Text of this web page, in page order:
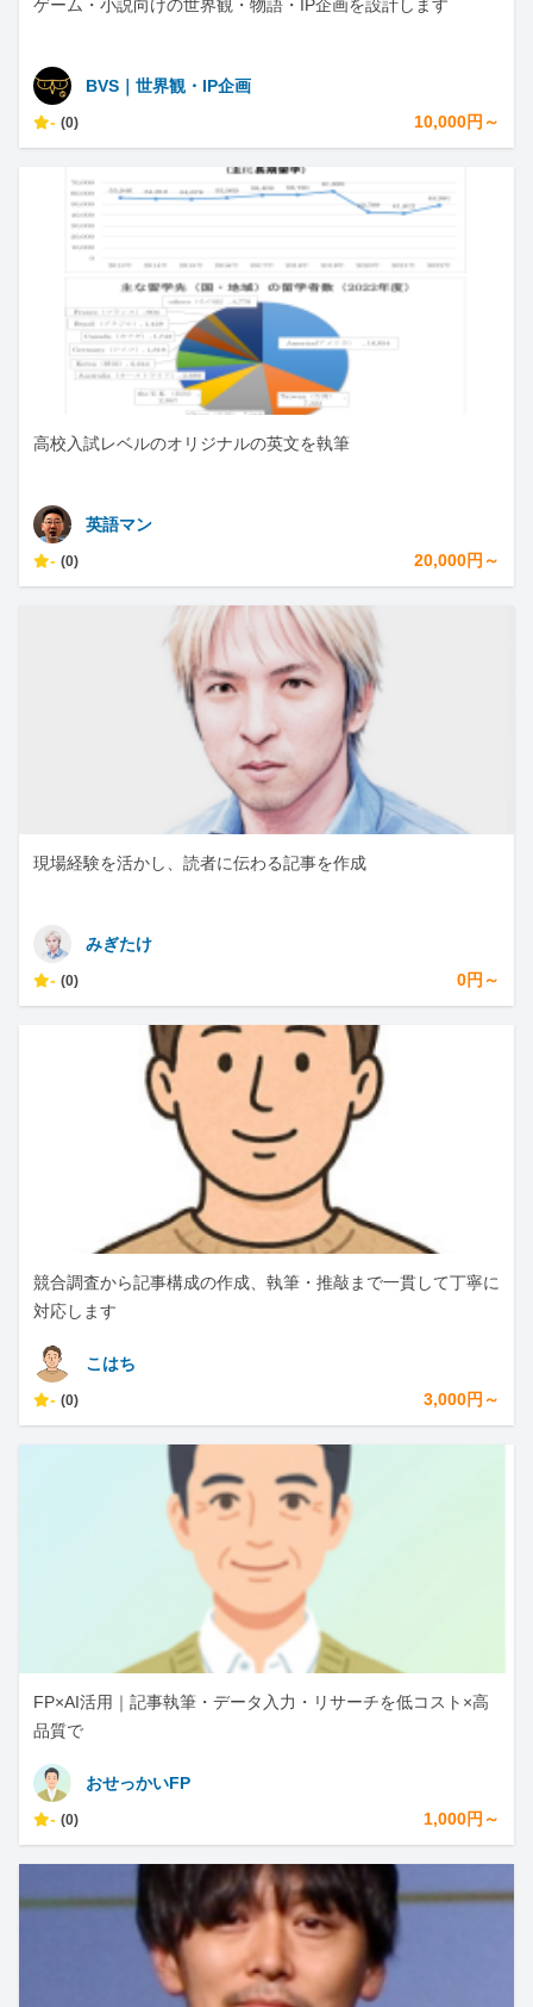
ゲーム・小説向けの世界観・物語・IP企画を設計します
BVS｜世界観・IP企画
- (0) 10,000円～
高校入試レベルのオリジナルの英文を執筆
英語マン
- (0) 20,000円～
現場経験を活かし、読者に伝わる記事を作成
みぎたけ
- (0) 0円～
競合調査から記事構成の作成、執筆・推敲まで一貫して丁寧に
対応します
こはち
- (0) 3,000円～
FP×AI活用｜記事執筆・データ入力・リサーチを低コスト×高
品質で
おせっかいFP
- (0) 1,000円～